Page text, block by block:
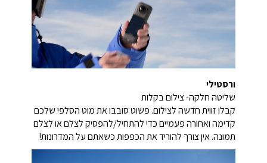
ורסטילי
שליטה חלקה-צילום בקלות
קבלו זווית חדשה לצילום. פשוט סובבו את מוט הסלפי שלכם
קדימה ואחורה פעמיים כדי להתחיל/להפסיק לצלם או לצלם
תמונה. אין צורך להוריד את הכפפות כשאתם על המדרונות!